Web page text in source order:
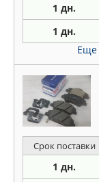
1 дн.
1 дн.
Еще
Срок поставки
1 дн.